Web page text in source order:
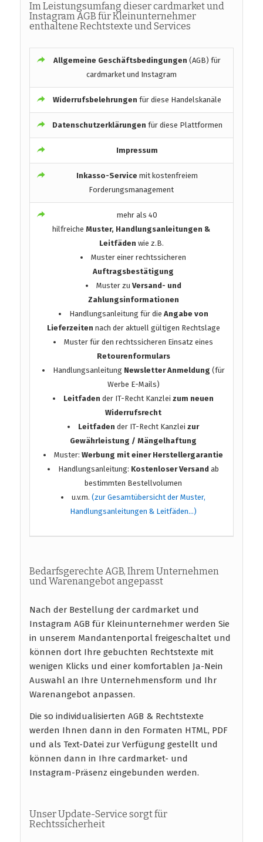
Im Leistungsumfang dieser cardmarket und
Instagram AGB für Kleinunternehmer
enthaltene Rechtstexte und Services
Allgemeine Geschäftsbedingungen (AGB) für
cardmarket und Instagram
Widerrufsbelehrungenfür diese Handelskanäle
Datenschutzerklärungen für diese Plattformen
Impressum
Inkasso-Service mit kostenfreiem
Forderungsmanagement
mehr als 40
hilfreicheMuster, Handlungsanleitungen &
Leitfäden wie z.B.
Muster einer rechtssicheren
Auftragsbestätigung
Muster zu Versand- und
Zahlungsinformationen
Handlungsanleitung für die Angabe von
Lieferzeiten nach der aktuell gültigen Rechtslage
Muster für den rechtssicheren Einsatz eines
Retourenformulars
Handlungsanleitung Newsletter Anmeldung (für
Werbe E-Mails)
Leitfaden der IT-Recht Kanzleizum neuen
Widerrufsrecht
Leitfaden der IT-Recht Kanzleizur
Gewährleistung / Mängelhaftung
Muster:Werbung mit einer Herstellergarantie
Handlungsanleitung: Kostenloser Versand ab
bestimmten Bestellvolumen
u.v.m.(zur Gesamtübersicht der Muster,
Handlungsanleitungen & Leitfäden…)
Bedarfsgerechte AGB, Ihrem Unternehmen
und Warenangebot angepasst
Nach der Bestellung der cardmarket und
Instagram AGB für Kleinunternehmer werden Sie
in unserem Mandantenportal freigeschaltet und
können dort Ihre gebuchten Rechtstexte mit
wenigen Klicks und einer komfortablen Ja-Nein
Auswahl an Ihre Unternehmensform und Ihr
Warenangebot anpassen.
Die so individualisierten AGB & Rechtstexte
werden Ihnen dann in den Formaten HTML, PDF
und als Text-Datei zur Verfügung gestellt und
können dann in Ihre cardmarket- und
Instagram-Präsenz eingebunden werden.
Unser Update-Service sorgt für
Rechtssicherheit